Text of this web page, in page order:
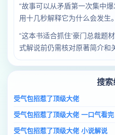
“故事可以从矛盾第一次集中
用十几秒解释它为什么会发生
“这本书适合抓住‘豪门总裁题
式解说前仍需核对原著简介和
搜索
受气包招惹了顶级大佬
受气包招惹了顶级大佬 一口气看完
受气包招惹了顶级大佬 小说解说